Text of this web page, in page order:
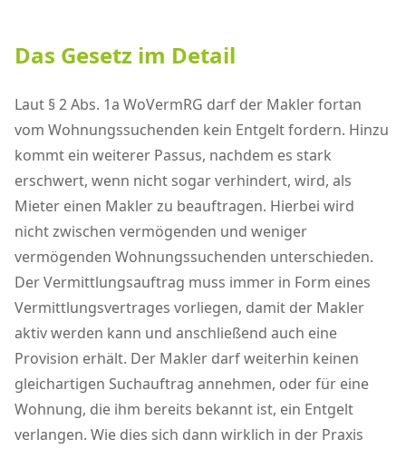
Das Gesetz im Detail
Laut § 2 Abs. 1a WoVermRG darf der Makler fortan
vom Wohnungssuchenden kein Entgelt fordern. Hinzu
kommt ein weiterer Passus, nachdem es stark
erschwert, wenn nicht sogar verhindert, wird, als
Mieter einen Makler zu beauftragen. Hierbei wird
nicht zwischen vermögenden und weniger
vermögenden Wohnungssuchenden unterschieden.
Der Vermittlungsauftrag muss immer in Form eines
Vermittlungsvertrages vorliegen, damit der Makler
aktiv werden kann und anschließend auch eine
Provision erhält. Der Makler darf weiterhin keinen
gleichartigen Suchauftrag annehmen, oder für eine
Wohnung, die ihm bereits bekannt ist, ein Entgelt
verlangen. Wie dies sich dann wirklich in der Praxis